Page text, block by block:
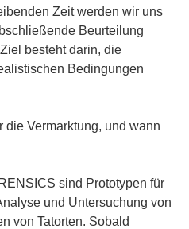
Zeit werden wir uns
Beurteilung
besteht darin, die
Bedingungen
Vermarktung, und wann
sind Prototypen für
und Untersuchung von
von Tatorten. Sobald